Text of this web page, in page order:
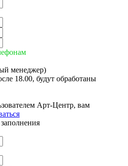
менеджер)
18.00, будут обработаны
Арт-Центр, вам